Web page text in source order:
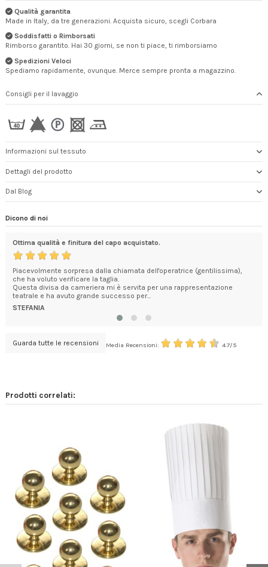
Qualità garantita
Made in Italy, da tre generazioni. Acquista sicuro, scegli Corbara
Soddisfatti o Rimborsati
Rimborso garantito. Hai 30 giorni, se non ti piace, ti rimborsiamo
Spedizioni Veloci
Spediamo rapidamente, ovunque. Merce sempre pronta a magazzino.
Consigli per il lavaggio
Informazioni sul tessuto
Dettagli del prodotto
Dal Blog
Dicono di noi
Ottima qualità e finitura del capo acquistato.
Piacevolmente sorpresa dalla chiamata dell'operatrice (gentilissima),
che ha voluto verificare la taglia.
Questa divisa da cameriera mi è servita per una rappresentazione
teatrale e ha avuto grande successo per...
STEFANIA
Guarda tutte le recensioni Media Recensioni: 4.7/5
Prodotti correlati: